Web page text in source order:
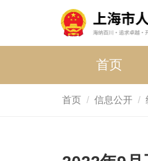
首页
首页 信息公开